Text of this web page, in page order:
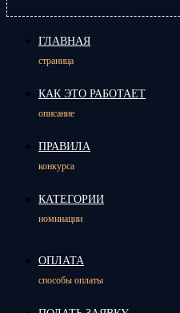
ГЛАВНАЯ
страница
КАК ЭТО РАБОТАЕТ
описание
ПРАВИЛА
конкурса
КАТЕГОРИИ
номинации
ОПЛАТА
способы оплаты